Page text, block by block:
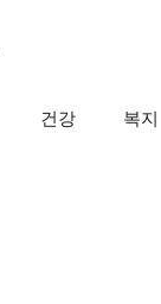
건강 복지